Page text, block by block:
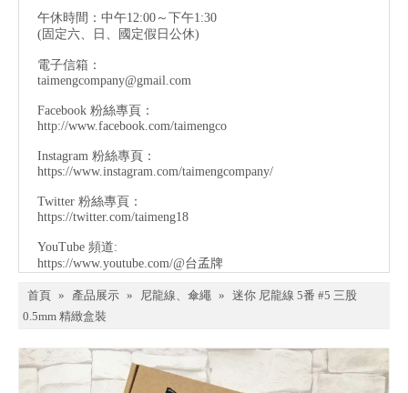
午休時間：中午12:00～下午1:30
(固定六、日、國定假日公休)
電子信箱：
taimengcompany@gmail.com
Facebook 粉絲專頁：
http://www.facebook.com/taimengco
Instagram 粉絲專頁：
https://www.instagram.com/taimengcompany/
Twitter 粉絲專頁：
https://twitter.com/taimeng18
YouTube 頻道:
https://www.youtube.com/@台孟牌
首頁 » 產品展示 » 尼龍線、傘繩 » 迷你 尼龍線 5番 #5 三股
0.5mm 精緻盒裝